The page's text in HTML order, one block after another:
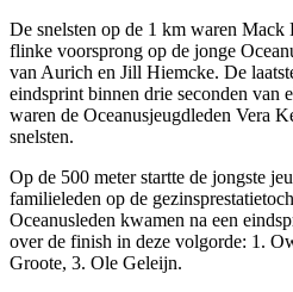
De snelsten op de 1 km waren Mack
flinke voorsprong op de jonge
van Aurich en Jill Hiemcke. De
eindsprint binnen drie seconden van
waren de Oceanusjeugdleden Vera
snelsten.
Op de 500 meter startte de jongste
familieleden op de
Oceanusleden kwamen na een
over de finish in deze volgorde: 1.
Groote, 3. Ole Geleijn.